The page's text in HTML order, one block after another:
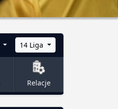
14 Liga
Relacje